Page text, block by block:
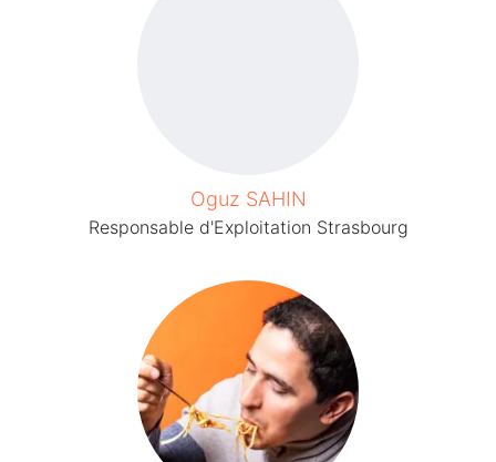
Oguz SAHIN
Responsable d'Exploitation Strasbourg